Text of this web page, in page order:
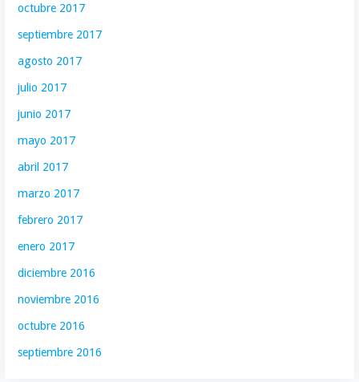
octubre 2017
septiembre 2017
agosto 2017
julio 2017
junio 2017
mayo 2017
abril 2017
marzo 2017
febrero 2017
enero 2017
diciembre 2016
noviembre 2016
octubre 2016
septiembre 2016